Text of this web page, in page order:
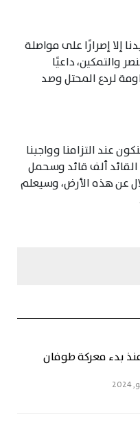
إلا إصرارًا على مواصلة
والتمكين، داعيًا
لردع المحتل وصد
عند التزامنا وواجبنا
ألف قائد وسحمل
عن هذه الأرض، وسيعلم
بدء معركة طوفان